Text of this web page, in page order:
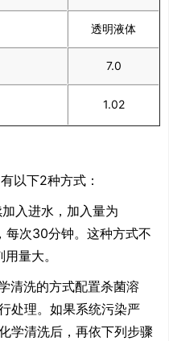
透明液体
7.0
1.02
以下2种方式：
入进水，加入量为
每次30分钟。这种方式不
量大。
清洗的方式配置杀菌溶
处理。如果系统污染严
学清洗后，再依下列步骤